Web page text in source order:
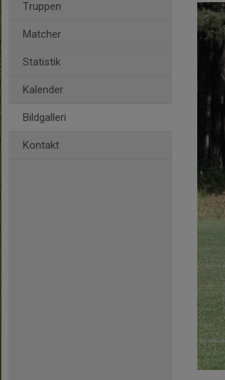
Truppen
Matcher
Statistik
Kalender
Bildgalleri
Kontakt